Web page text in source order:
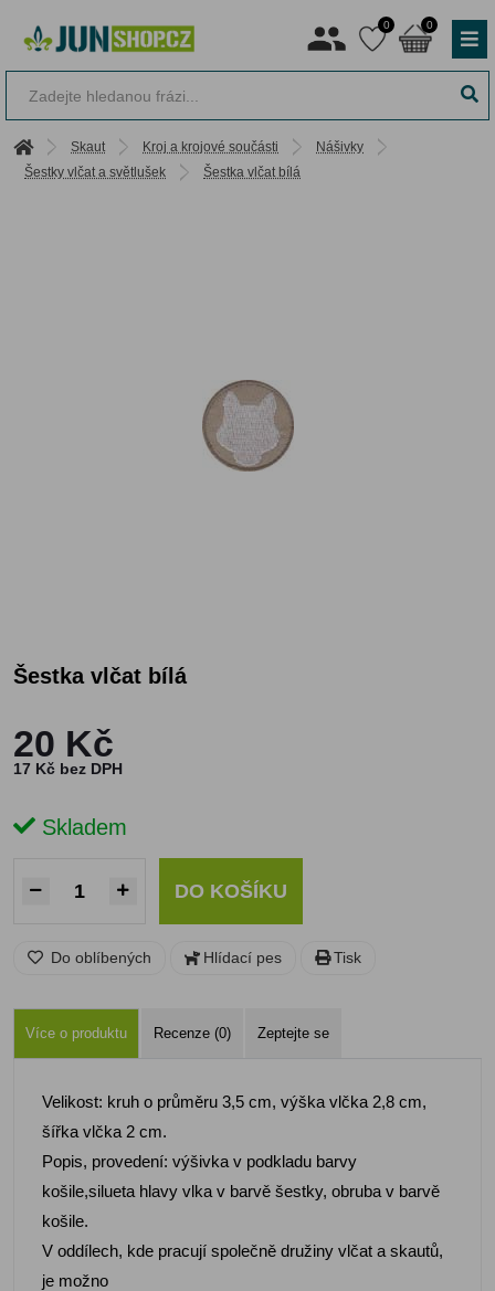
0 0
Skaut Kroj a krojové součásti
Nášivky
Šestky vlčat a světlušek
Šestka vlčat bílá
Šestka vlčat bílá
20 Kč
17 Kč bez DPH
Skladem
DO KOŠÍKU
Do oblíbených Hlídací pes Tisk
Více o produktu Recenze (0) Zeptejte se
Velikost: kruh o průměru 3,5 cm, výška vlčka 2,8 cm,
šířka vlčka 2 cm.
Popis, provedení: výšivka v podkladu barvy
košile,silueta hlavy vlka v barvě šestky, obruba v barvě
košile.
V oddílech, kde pracují společně družiny vlčat a skautů,
je možno